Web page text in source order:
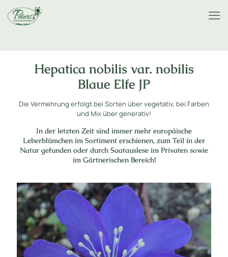
Hepatica nobilis var. nobilis
Blaue Elfe JP
Die Vermehrung erfolgt bei Sorten über vegetativ, bei Farben
und Mix über generativ!
In der letzten Zeit sind immer mehr europäische
Leberblümchen im Sortiment erschienen, zum Teil in der
Natur gefunden oder durch Saatauslese im Privaten sowie
im Gärtnerischen Bereich!